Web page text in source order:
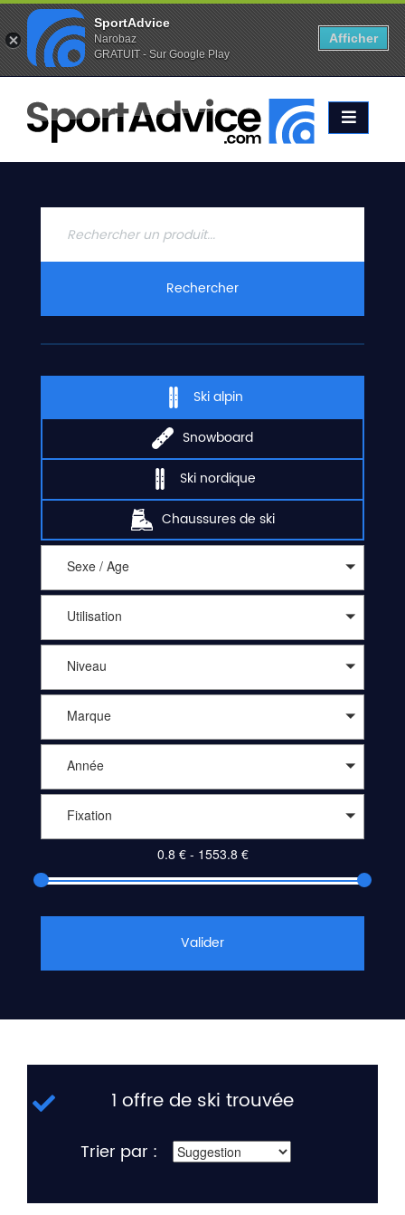
Favoris (0) Alertes (0)
ACCUEIL
SKIS
2020
CONTACT
Rechercher
Ski alpin
Snowboard
Ski nordique
Chaussures de ski
Sexe / Age
Utilisation
Niveau
Marque
Année
Fixation
Valider
1 offre de ski trouvée
Trier par :
SportAdvice
Narobaz
GRATUIT - Sur Google Play
Afficher